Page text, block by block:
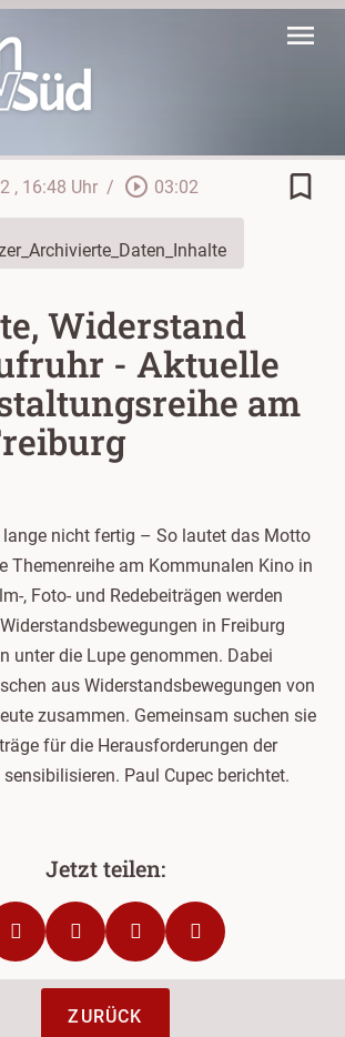
menu
, 16:48 Uhr / play_circle_outline 03:02
bookmark_border
Widerstand
- Aktuelle
am
nicht fertig – So lautet das Motto
Themenreihe am Kommunalen Kino in
, Foto- und Redebeiträgen werden
in Freiburg
unter die Lupe genommen. Dabei
aus Widerstandsbewegungen von
zusammen. Gemeinsam suchen sie
für die Herausforderungen der
Paul Cupec berichtet.
ZURÜCK